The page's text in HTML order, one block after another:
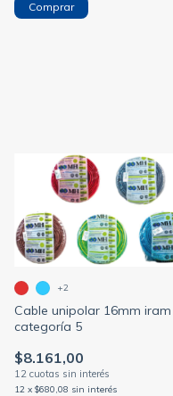
Comprar
Cable unipolar 16mm iram
categoría 5
$8.161,00
12 x $680,08 sin interés
+2